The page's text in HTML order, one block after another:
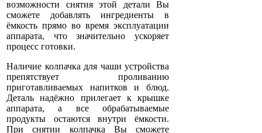
возможности снятия этой детали Вы
сможете добавлять ингредиенты в
ёмкость прямо во время эксплуатации
аппарата, что значительно ускоряет
процесс готовки.
Наличие колпачка для чаши устройства
препятствует проливанию
приготавливаемых напитков и блюд.
Деталь надёжно прилегает к крышке
аппарата, а все обрабатываемые
продукты остаются внутри ёмкости.
При снятии колпачка Вы сможете